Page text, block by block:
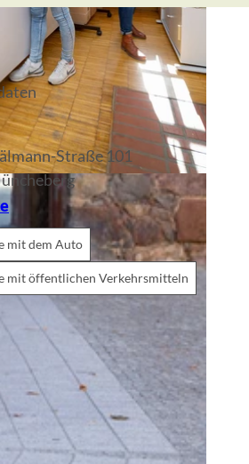
Straße 101
mit dem Auto
mit öffentlichen Verkehrsmitteln